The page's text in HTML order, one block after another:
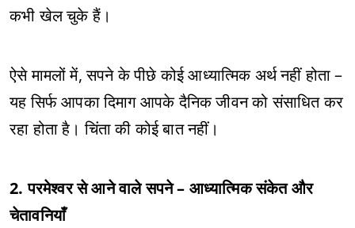
कभी खेल चुके हैं।
ऐसे मामलों में, सपने के पीछे कोई आध्यात्मिक अर्थ नहीं होता –
यह सिर्फ आपका दिमाग आपके दैनिक जीवन को संसाधित कर
रहा होता है। चिंता की कोई बात नहीं।
2. परमेश्वर से आने वाले सपने – आध्यात्मिक संकेत और
चेतावनियाँ